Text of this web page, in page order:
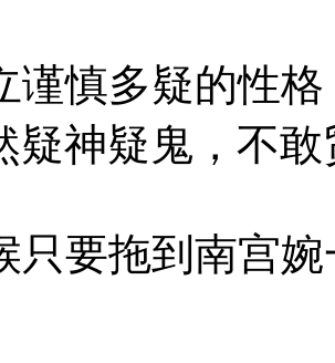
慎多疑的性格
疑神疑鬼，不
要拖到南宫婉